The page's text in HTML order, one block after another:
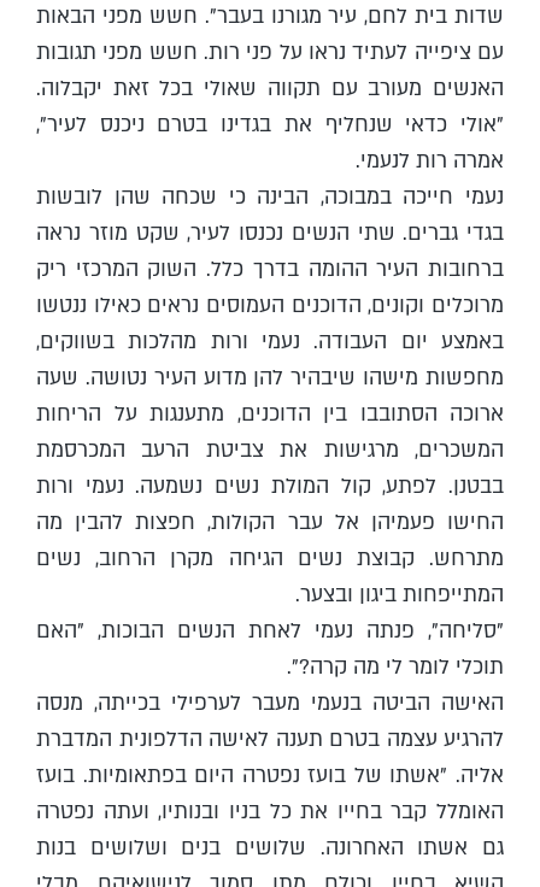
שדות בית לחם, עיר מגורנו בעבר". חשש מפני הבאות
עם ציפייה לעתיד נראו על פני רות. חשש מפני תגובות
האנשים מעורב עם תקווה שאולי בכל זאת יקבלוה.
"אולי כדאי שנחליף את בגדינו בטרם ניכנס לעיר",
אמרה רות לנעמי.
נעמי חייכה במבוכה, הבינה כי שכחה שהן לובשות
בגדי גברים. שתי הנשים נכנסו לעיר, שקט מוזר נראה
ברחובות העיר ההומה בדרך כלל. השוק המרכזי ריק
מרוכלים וקונים, הדוכנים העמוסים נראים כאילו ננטשו
באמצע יום העבודה. נעמי ורות מהלכות בשווקים,
מחפשות מישהו שיבהיר להן מדוע העיר נטושה. שעה
ארוכה הסתובבו בין הדוכנים, מתענגות על הריחות
המשכרים, מרגישות את צביטת הרעב המכרסמת
בבטנן. לפתע, קול המולת נשים נשמעה. נעמי ורות
החישו פעמיהן אל עבר הקולות, חפצות להבין מה
מתרחש. קבוצת נשים הגיחה מקרן הרחוב, נשים
המתייפחות ביגון ובצער.
"סליחה", פנתה נעמי לאחת הנשים הבוכות, "האם
תוכלי לומר לי מה קרה?".
האישה הביטה בנעמי מעבר לערפילי בכייתה, מנסה
להרגיע עצמה בטרם תענה לאישה הדלפונית המדברת
אליה. "אשתו של בועז נפטרה היום בפתאומיות. בועז
האומלל קבר בחייו את כל בניו ובנותיו, ועתה נפטרה
גם אשתו האחרונה. שלושים בנים ושלושים בנות